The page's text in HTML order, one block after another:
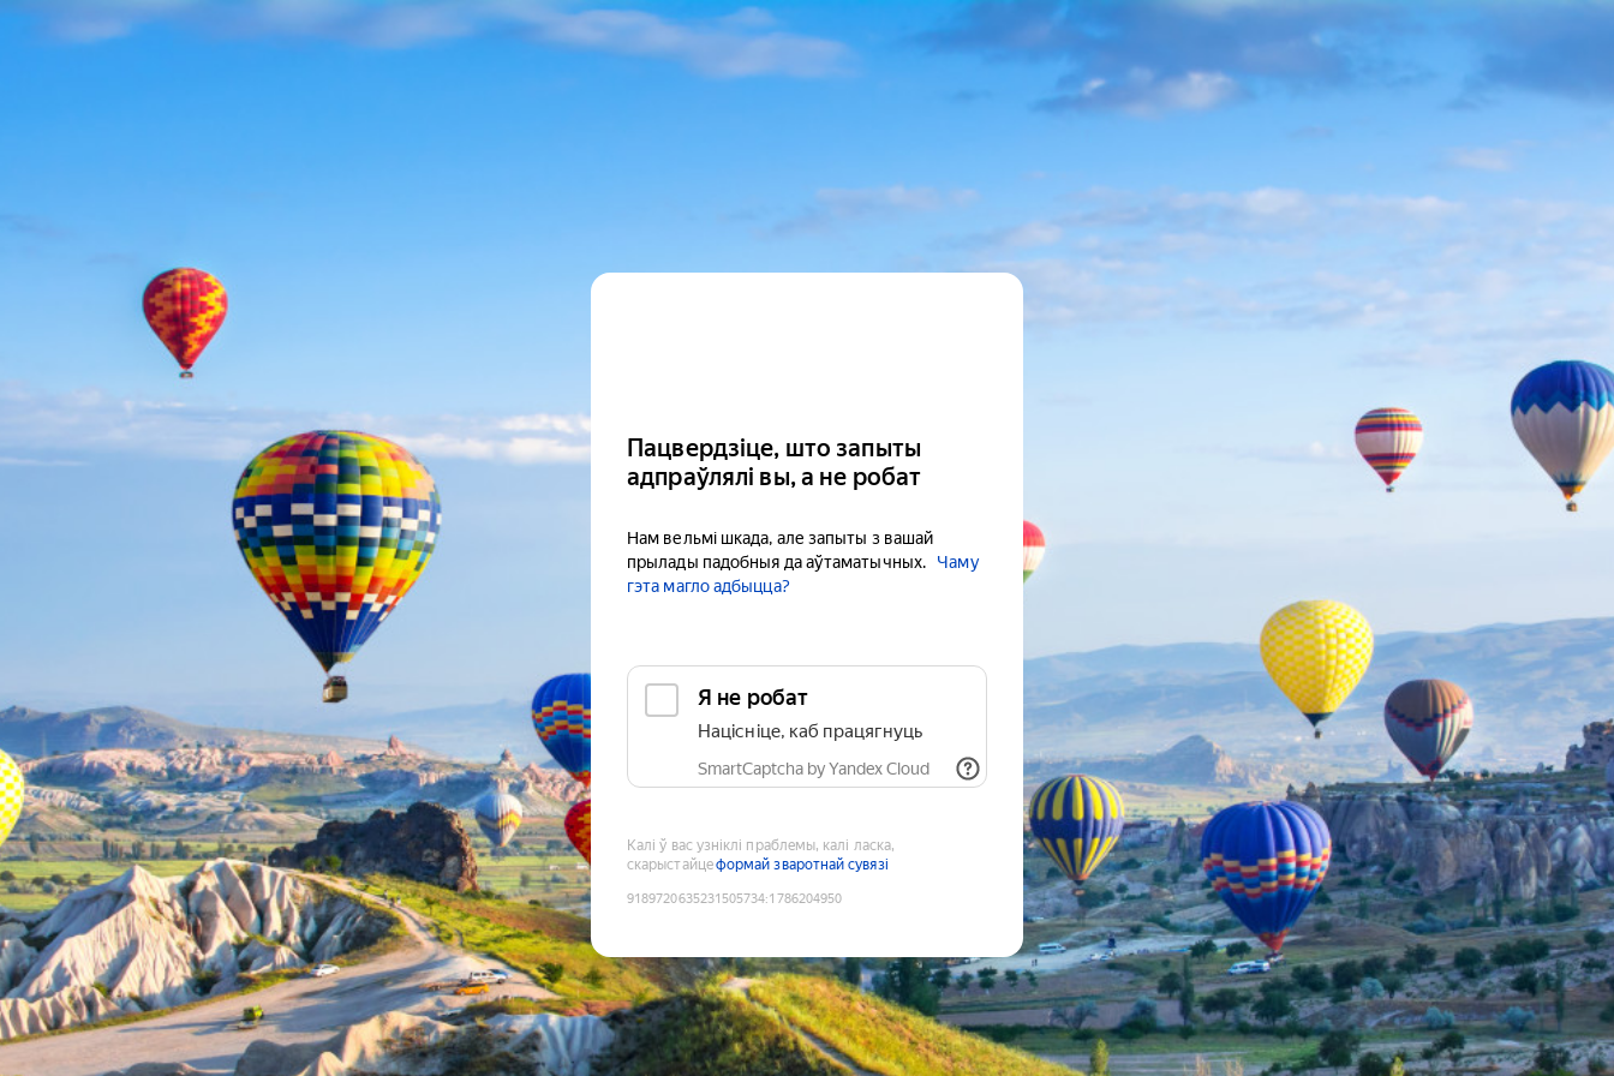
Пацвердзіце, што запыты
адпраўлялі вы, а не робат
Нам вельмі шкада, але запыты з вашай
прылады падобныя да аўтаматычных.
Чаму
гэта магло адбыцца?
Я не робат
Націсніце, каб працягнуць
SmartCaptcha by Yandex Cloud
Калі ў вас узніклі праблемы, калі ласка,
скарыстайцеформай зваротнай сувязі
9189720635231505734:1786204950